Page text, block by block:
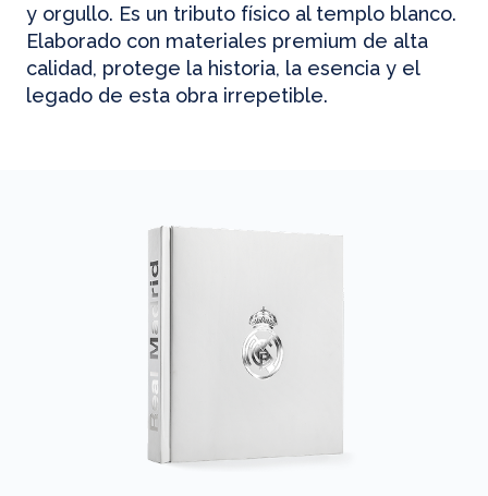
y orgullo. Es un tributo físico al templo blanco.
Elaborado con materiales premium de alta
calidad, protege la historia, la esencia y el
legado de esta obra irrepetible.